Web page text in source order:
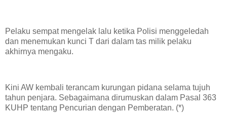
Pelaku sempat mengelak lalu ketika Polisi menggeledah
dan menemukan kunci T dari dalam tas milik pelaku
akhirnya mengaku.
Kini AW kembali terancam kurungan pidana selama tujuh
tahun penjara. Sebagaimana dirumuskan dalam Pasal 363
KUHP tentang Pencurian dengan Pemberatan. (*)